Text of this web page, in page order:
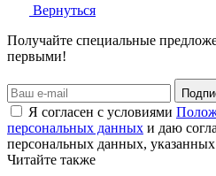
Вернуться
Получайте специальные
первыми!
Я согласен с условиями
персональных данных и даю
персональных данных,
Читайте также